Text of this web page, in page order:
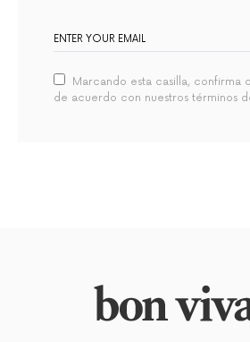
Marcando esta casilla, confirma
de acuerdo con nuestros términos